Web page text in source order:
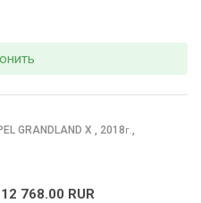
GRANDLAND X , 2018г.,
12 768.00 RUR